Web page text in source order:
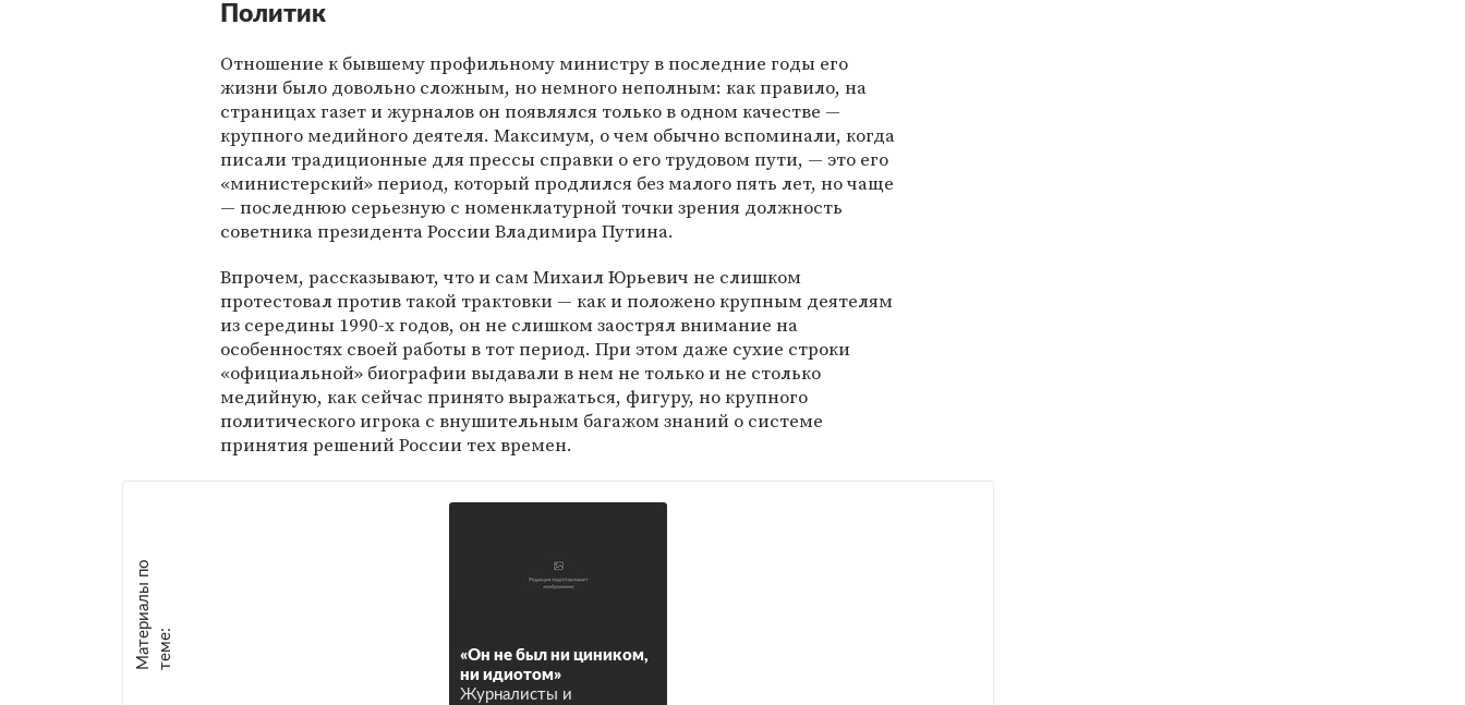
Политик
Отношение к бывшему профильному министру в последние годы его
жизни было довольно сложным, но немного неполным: как правило, на
страницах газет и журналов он появлялся только в одном качестве —
крупного медийного деятеля. Максимум, о чем обычно вспоминали, когда
писали традиционные для прессы справки о его трудовом пути, — это его
«министерский» период, который продлился без малого пять лет, но чаще
— последнюю серьезную с номенклатурной точки зрения должность
советника президента России Владимира Путина.
Впрочем, рассказывают, что и сам Михаил Юрьевич не слишком
протестовал против такой трактовки — как и положено крупным деятелям
из середины 1990-х годов, он не слишком заострял внимание на
особенностях своей работы в тот период. При этом даже сухие строки
«официальной» биографии выдавали в нем не только и не столько
медийную, как сейчас принято выражаться, фигуру, но крупного
политического игрока с внушительным багажом знаний о системе
принятия решений России тех времен.
М
а
т е
р
и
а
л
ы
п
о
т
е
м
е :
«Он не был ни циником,
ни идиотом»
Журналисты и